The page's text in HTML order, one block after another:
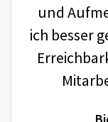
und
ich besser